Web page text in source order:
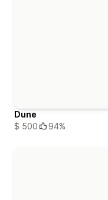
Dune
$ 500
94%